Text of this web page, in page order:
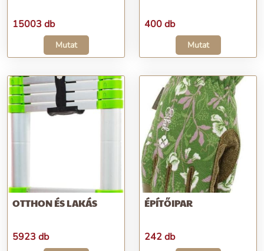
15003 db
Mutat
400 db
Mutat
OTTHON ÉS LAKÁS
5923 db
ÉPÍTŐIPAR
242 db